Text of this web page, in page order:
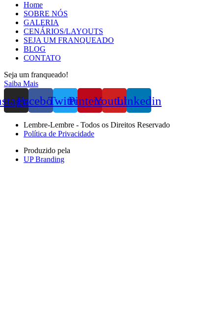
Home
SOBRE NÓS
GALERIA
CENÁRIOS/LAYOUTS
SEJA UM FRANQUEADO
BLOG
CONTATO
Seja um franqueado!
Saiba Mais
FacebookTwitterPinterestYoutubeLinkedin
Lembre-Lembre - Todos os Direitos Reservado
Política de Privacidade
Produzido pela
UP Branding